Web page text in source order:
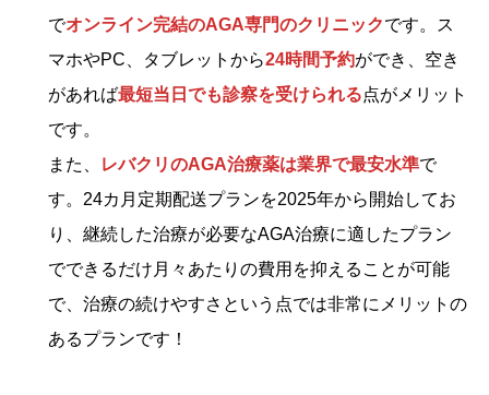
でオンライン完結のAGA専門のクリニックです。ス
マホやPC、タブレットから24時間予約ができ、空き
があれば最短当日でも診察を受けられる点がメリット
です。
また、
レバクリのAGA治療薬は業界で最安水準で
す。24カ月定期配送プランを2025年から開始してお
り、継続した治療が必要なAGA治療に適したプラン
でできるだけ月々あたりの費用を抑えることが可能
で、治療の続けやすさという点では非常にメリットの
あるプランです！